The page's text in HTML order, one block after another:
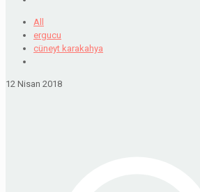
All
ergucu
cüneyt karakahya
12 Nisan 2018